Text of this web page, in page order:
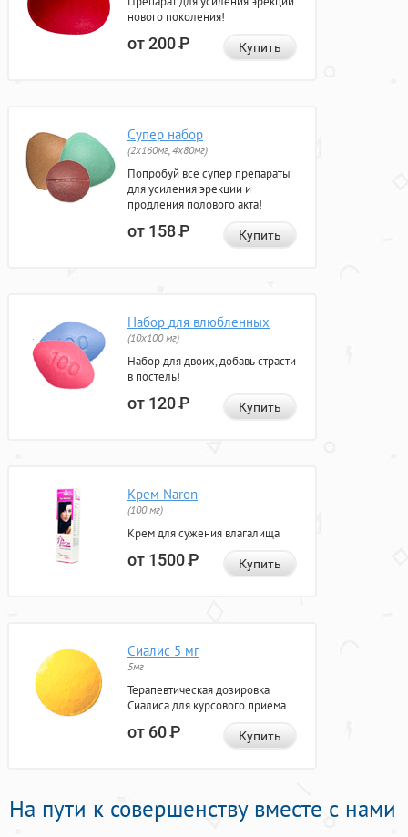
нового поколения!
от 200Р Купить
Супер набор
(2х160мг, 4х80мг)
Попробуй все супер препараты
для усиления эрекции и
продления полового акта!
от 158Р Купить
Набор для влюбленных
(10х100 мг)
Набор для двоих, добавь страсти
в постель!
от 120Р Купить
Крем Naron
(100 мг)
Крем для сужения влагалища
от 1500Р Купить
Сиалис 5 мг
5мг
Терапевтическая дозировка
Сиалиса для курсового приема
от 60Р Купить
На пути к совершенству вместе с нами